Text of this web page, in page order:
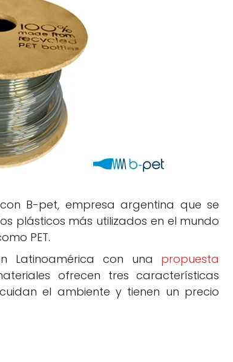
Rankings 3D
Vídeos
B-pet, empresa argentina que se
plásticos más utilizados en el mundo
PET.
Latinoamérica con una propuesta
ofrecen tres características
el ambiente y tienen un precio